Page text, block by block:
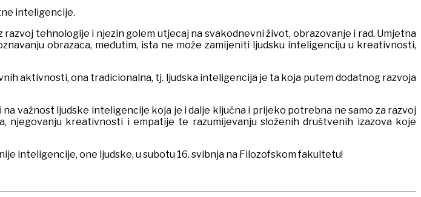
inteligencije.
tehnologije i njezin golem utjecaj na svakodnevni život, obrazovanje i rad. Umjetna
obrazaca, međutim, ista ne može zamijeniti ljudsku inteligenciju u kreativnosti,
aktivnosti, ona tradicionalna, tj. ljudska inteligencija je ta koja putem dodatnog razvoja
važnost ljudske inteligencije koja je i dalje ključna i prijeko potrebna ne samo za razvoj
njegovanju kreativnosti i empatije te razumijevanju složenih društvenih izazova koje
inteligencije, one ljudske, u subotu 16. svibnja na Filozofskom fakultetu!